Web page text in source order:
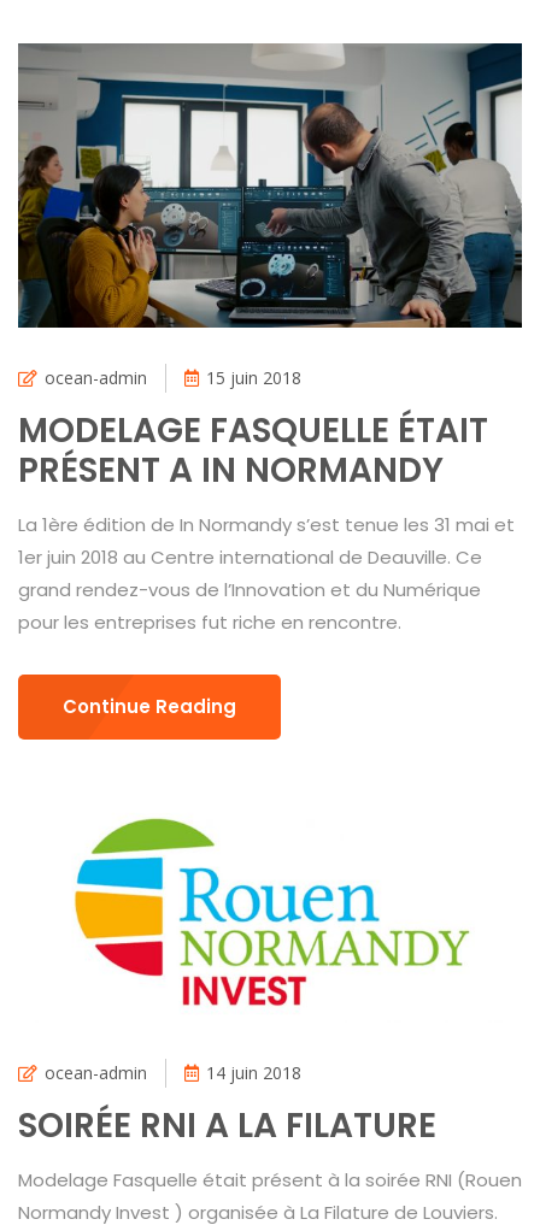
ocean-admin 15 juin 2018
MODELAGE FASQUELLE ÉTAIT
PRÉSENT A IN NORMANDY
La 1ère édition de In Normandy s’est tenue les 31 mai et
1er juin 2018 au Centre international de Deauville. Ce
grand rendez-vous de l’Innovation et du Numérique
pour les entreprises fut riche en rencontre.
Continue Reading
ocean-admin 14 juin 2018
SOIRÉE RNI A LA FILATURE
Modelage Fasquelle était présent à la soirée RNI (Rouen
Normandy Invest ) organisée à La Filature de Louviers.